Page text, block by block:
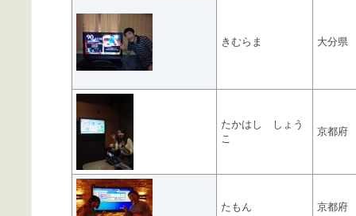
きむらま 大分県
たかはし しょう
こ
京都府
たもん 京都府